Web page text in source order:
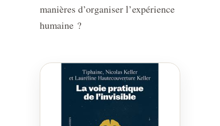
manières d’organiser l’expérience
humaine ?